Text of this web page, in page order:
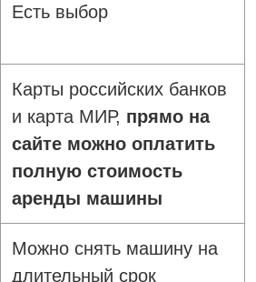
Есть выбор
Карты российских банков
и карта МИР, прямо на
сайте можно оплатить
полную стоимость
аренды машины
Можно снять машину на
длительный срок